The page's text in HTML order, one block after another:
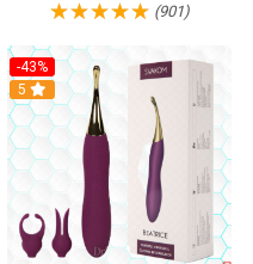
(901)
-43%
Hot
5